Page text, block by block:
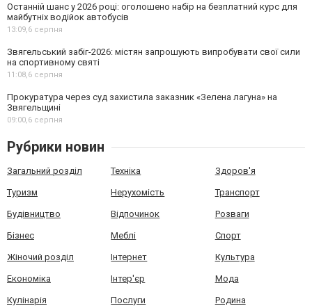
Останній шанс у 2026 році: оголошено набір на безплатний курс для
майбутніх водійок автобусів
13:09, 6 серпня
Звягельський забіг-2026: містян запрошують випробувати свої сили
на спортивному святі
11:08, 6 серпня
Прокуратура через суд захистила заказник «Зелена лагуна» на
Звягельщині
09:00, 6 серпня
Рубрики новин
Загальний розділ Техніка Здоров'я
Туризм Нерухомість Транспорт
Будівництво Відпочинок Розваги
Бізнес Меблі Спорт
Жіночий розділ Інтернет Культура
Економіка Інтер'єр Мода
Кулінарія Послуги Родина